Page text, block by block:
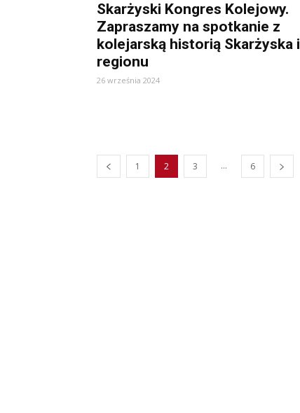
Skarżyski Kongres Kolejowy.
Zapraszamy na spotkanie z
kolejarską historią Skarżyska i
regionu
26 września 2024
1 2 3 ... 6